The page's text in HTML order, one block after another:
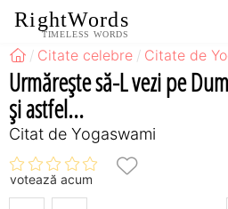
RightWords
TIMELESS WORDS
Citate celebre Citate de
Urmăreşte să-L vezi pe
şi astfel...
Citat de Yogaswami
votează acum